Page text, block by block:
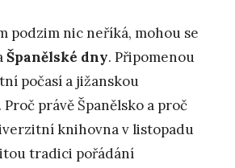
podzim nic neříká, mohou se
Španělské dny. Připomenou
počasí a jižanskou
právě Španělsko a proč
knihovna v listopadu
tradici pořádání